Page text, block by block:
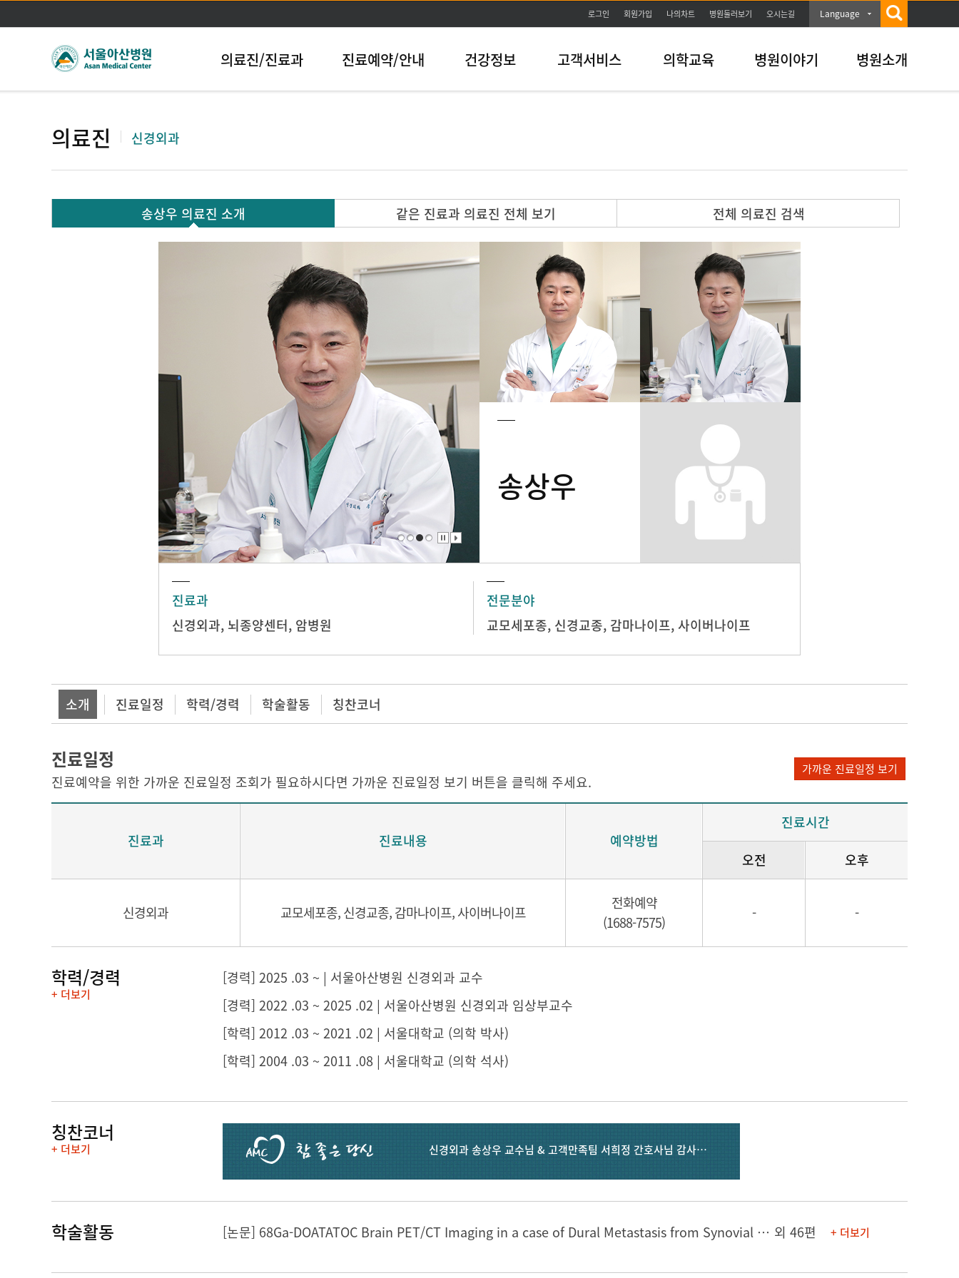
본문바로가기
로그인 회원가입 나의차트 병원둘러보기 오시는길 Language
의료진/진료과 진료예약/안내 건강정보 고객서비스 의학교육 병원이야기 병원소개
의료진 신경외과
송상우 의료진 소개 같은 진료과 의료진 전체 보기 전체 의료진 검색
송상우
진료과
신경외과, 뇌종양센터, 암병원
전문분야
교모세포종, 신경교종, 감마나이프, 사이버나이프
소개 진료일정 학력/경력 학술활동 칭찬코너
진료일정
진료예약을 위한 가까운 진료일정 조회가 필요하시다면 가까운 진료일정 보기 버튼을 클릭해 주세요.
가까운 진료일정 보기
진료과 진료내용 예약방법
진료시간
오전
오후
신경외과 교모세포종, 신경교종, 감마나이프, 사이버나이프
전화예약
(1688-7575)
- -
학력/경력
+ 더보기
[경력] 2025 .03 ~ | 서울아산병원 신경외과 교수
[경력] 2022 .03 ~ 2025 .02 | 서울아산병원 신경외과 임상부교수
[학력] 2012 .03 ~ 2021 .02 | 서울대학교 (의학 박사)
[학력] 2004 .03 ~ 2011 .08 | 서울대학교 (의학 석사)
칭찬코너
+ 더보기 신경외과 송상우 교수님 & 고객만족팀 서희정 간호사님 감사합니다.
학술활동 [논문] 68Ga-DOATATOC Brain PET/CT Imaging in a case of Dural Metastasis from Synovial Sarcoma 외 46편 + 더보기